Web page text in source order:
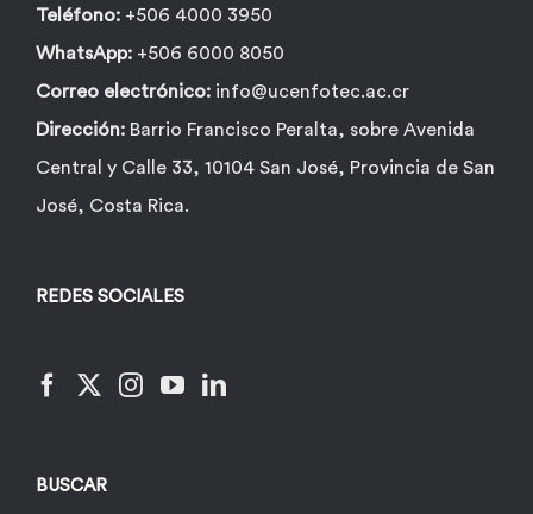
Teléfono: +506 4000 3950
WhatsApp: +506 6000 8050
Correo electrónico: info@ucenfotec.ac.cr
Dirección: Barrio Francisco Peralta, sobre Avenida
Central y Calle 33, 10104 San José, Provincia de San
José, Costa Rica.
REDES SOCIALES
BUSCAR